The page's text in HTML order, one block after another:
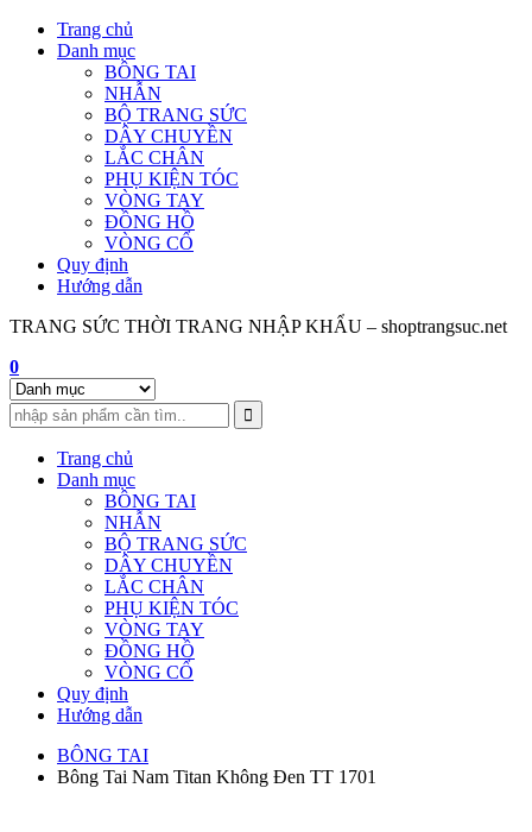
Skip
Trang chủ
Danh mục
BÔNG TAI
NHẪN
BỘ TRANG SỨC
DÂY CHUYỀN
LẮC CHÂN
PHỤ KIỆN TÓC
VÒNG TAY
ĐỒNG HỒ
VÒNG CỔ
Quy định
Hướng dẫn
TRANG SỨC THỜI TRANG NHẬP KHẨU – shoptrangsuc.net
0
Trang chủ
Danh mục
BÔNG TAI
NHẪN
BỘ TRANG SỨC
DÂY CHUYỀN
LẮC CHÂN
PHỤ KIỆN TÓC
VÒNG TAY
ĐỒNG HỒ
VÒNG CỔ
Quy định
Hướng dẫn
BÔNG TAI
Bông Tai Nam Titan Không Đen TT 1701